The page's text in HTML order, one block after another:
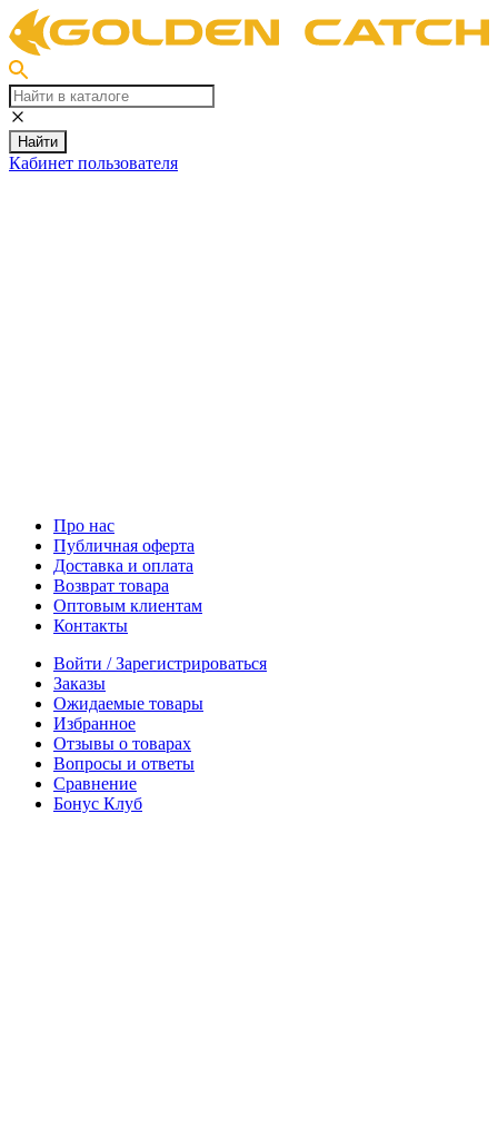
Найти
Кабинет пользователя
Про нас
Публичная оферта
Доставка и оплата
Возврат товара
Оптовым клиентам
Контакты
Войти / Зарегистрироваться
Заказы
Ожидаемые товары
Избранное
Отзывы о товарах
Вопросы и ответы
Сравнение
Бонус Клуб